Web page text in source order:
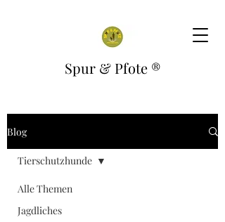
Spur & Pfote ®
Blog
Alle Themen
Jagdliches
Tierschutzhunde